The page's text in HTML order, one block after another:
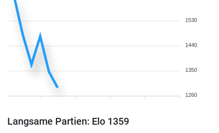
1530
1440
1350
1260
Langsame Partien: Elo 1359